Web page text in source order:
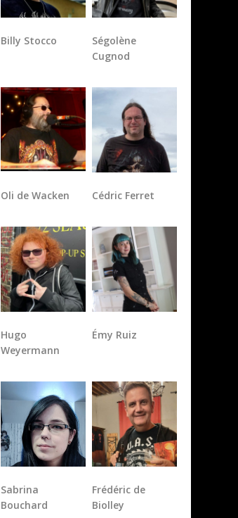
Billy Stocco
Ségolène
Cugnod
Oli de Wacken Cédric Ferret
Hugo
Weyermann
Émy Ruiz
Sabrina
Bouchard
Frédéric de
Biolley